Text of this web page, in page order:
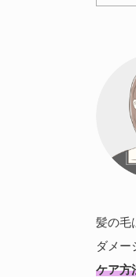
髪の毛
ダメー
ケア方